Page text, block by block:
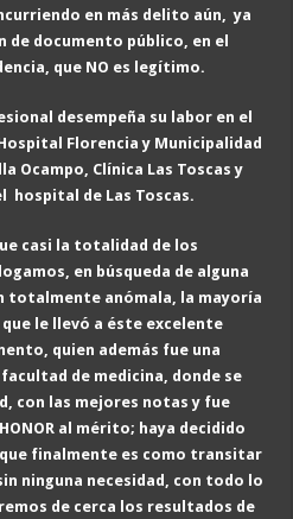
en más delito aún, ya
documento público, en el
que NO es legítimo.
desempeña su labor en el
Florencia y Municipalidad
Ocampo, Clínica Las Toscasy
hospital de Las Toscas.
casi la totalidad de los
en búsqueda de alguna
totalmente anómala, la mayoría
que le llevó a éste excelente
quien además fue una
de medicina, donde se
con las mejores notas y fue
al mérito; haya decidido
finalmente es como transitar
ninguna necesidad, con todo lo
de cerca los resultados de